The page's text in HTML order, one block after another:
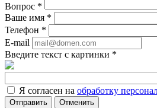
Вопрос *
Ваше имя *
Телефон *
E-mail
Введите текст с картинки *
Я согласен на обработку
Отменить